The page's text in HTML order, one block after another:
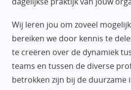
Wij leren jou om zoveel
bereiken we door kennis te
te creëren over de dynamiek
teams en tussen de diverse
betrokken zijn bij de duurzame